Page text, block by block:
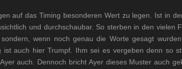
auf das Timing besonderen Wert zu legen. Ist in
und durchschaubar. So sterben in den vielen
wenn noch genau die Worte gesagt
ist auch hier Trumpf. Ihm sei es vergeben denn so
auch. Dennoch bricht Ayer dieses Muster auch